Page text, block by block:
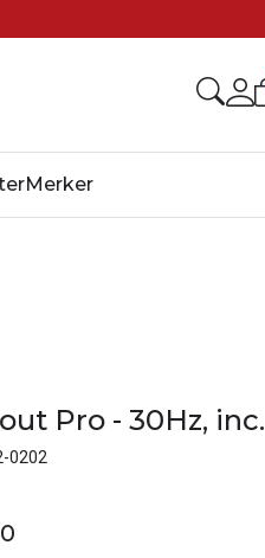
Merker
Pro - 30Hz, inc.
0202